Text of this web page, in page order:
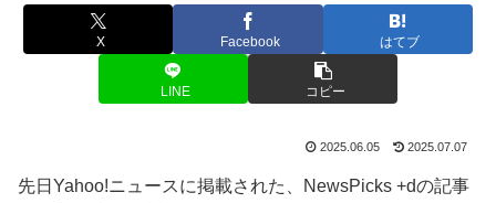
X Facebook はてブ
LINE コピー
2025.06.05 2025.07.07
先日Yahoo!ニュースに掲載された、NewsPicks +dの記事